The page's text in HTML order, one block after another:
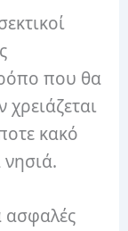
που θα
κακό
ασφαλές